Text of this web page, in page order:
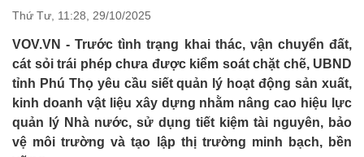
Thứ Tư, 11:28, 29/10/2025
VOV.VN - Trước tình trạng khai thác, vận chuyển đất,
cát sỏi trái phép chưa được kiểm soát chặt chẽ, UBND
tỉnh Phú Thọ yêu cầu siết quản lý hoạt động sản xuất,
kinh doanh vật liệu xây dựng nhằm nâng cao hiệu lực
quản lý Nhà nước, sử dụng tiết kiệm tài nguyên, bảo
vệ môi trường và tạo lập thị trường minh bạch, bền